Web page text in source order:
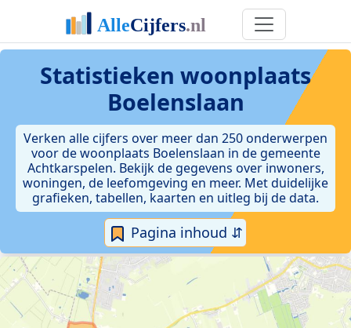
Statistieken woonplaats
Boelenslaan
Verken alle cijfers over meer dan 250 onderwerpen
voor de woonplaats Boelenslaan in de gemeente
Achtkarspelen. Bekijk de gegevens over inwoners,
woningen, de leefomgeving en meer. Met duidelijke
grafieken, tabellen, kaarten en uitleg bij de data.
Pagina inhoud ⇵